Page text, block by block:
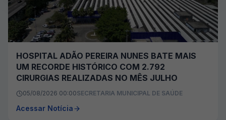
HOSPITAL ADÃO PEREIRA NUNES BATE MAIS
UM RECORDE HISTÓRICO COM 2.792
CIRURGIAS REALIZADAS NO MÊS JULHO
05/08/2026 00:00SECRETARIA MUNICIPAL DE SAÚDE
Acessar Notícia